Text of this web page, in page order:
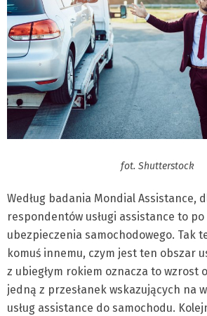
fot. Shutterstock
Według badania Mondial Assistance,
respondentów usługi assistance to
ubezpieczenia samochodowego. Tak
komuś innemu, czym jest ten obszar
z ubiegłym rokiem oznacza to wzrost
jedną z przesłanek wskazujących na
usług assistance do samochodu.